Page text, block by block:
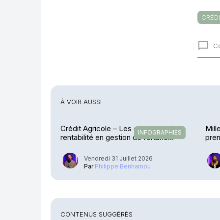
À VOIR AUSSI
INFOGRAPHIES
Crédit Agricole – Les encours et la
rentabilité en gestion de fortune
Vendredi 31 Juillet 2026
Par Philippe Benhamou
CONTENUS SUGGÉRÉS